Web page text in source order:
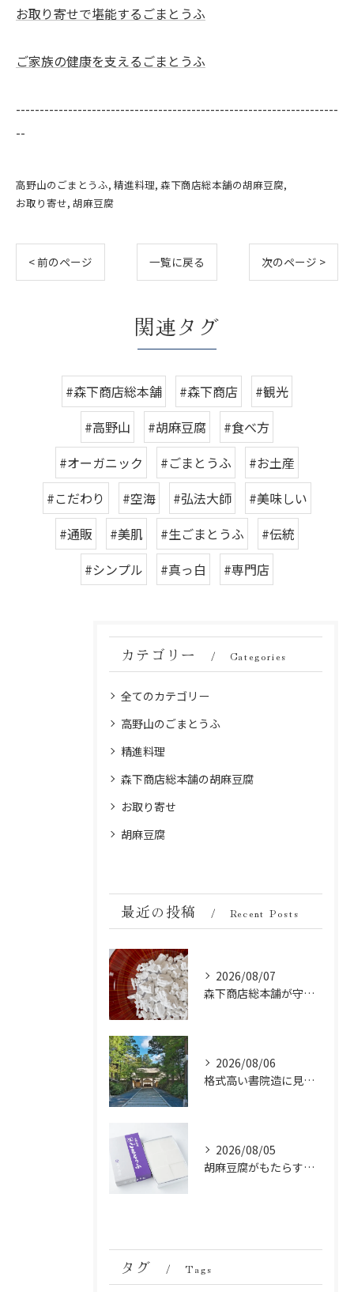
お取り寄せで堪能するごまとうふ
ご家族の健康を支えるごまとうふ
--------------------------------------------------------------------
--
高野山のごまとうふ 精進料理 森下商店総本舗の胡麻豆腐
お取り寄せ 胡麻豆腐
< 前のページ 一覧に戻る 次のページ >
関連タグ
#森下商店総本舗 #森下商店
#観光
#高野山
#胡麻豆腐
#食べ方
#オーガニック
#ごまとうふ
#お土産
#こだわり
#空海 #弘法大師
#美味しい
#通販
#美肌 #生ごまとうふ
#伝統
#シンプル
#真っ白 #専門店
カテゴリー Categories
全てのカテゴリー
高野山のごまとうふ
精進料理
森下商店総本舗の胡麻豆腐
お取り寄せ
胡麻豆腐
最近の投稿 Recent Posts
2026/08/07
森下商店総本舗が守り続ける伝統の胡麻豆腐に使う吉野葛の純度と効能
2026/08/06
格式高い書院造に見る金剛峯寺の中世から近世への変遷
2026/08/05
胡麻豆腐がもたらす美肌の秘密：ビタミンEと抗酸化成分の力
タグ Tags